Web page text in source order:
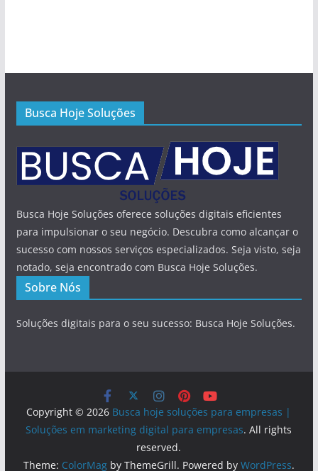
Busca Hoje Soluções
Busca Hoje Soluções oferece soluções digitais eficientes
para impulsionar o seu negócio. Descubra como alcançar o
sucesso com nossos serviços especializados. Seja visto, seja
notado, seja encontrado com Busca Hoje Soluções.
Sobre Nós
Soluções digitais para o seu sucesso: Busca Hoje Soluções.
Copyright © 2026 Busca hoje soluções para empresas |
Soluções em marketing digital para empresas. All rights
reserved.
Theme: ColorMagby ThemeGrill. Powered by WordPress.